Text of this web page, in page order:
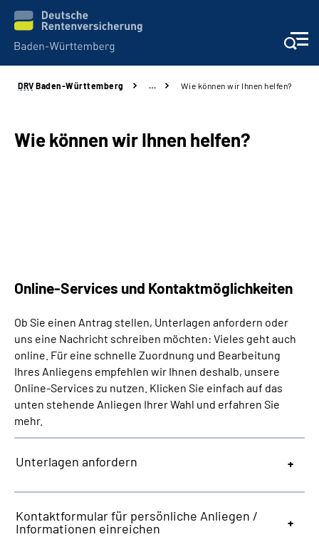
Beratung und Kontakt
Kunden
Über uns
Inhalte in Gebärdensprache (DGS)
Leichte Sprache
Suche
Mein Kundenportal
DRV Baden-Württemberg … Wie können wir Ihnen helfen?
Wie können wir Ihnen helfen?
Online-Services und Kontaktmöglichkeiten
Ob Sie einen Antrag stellen, Unterlagen anfordern oder
uns eine Nachricht schreiben möchten: Vieles geht auch
online. Für eine schnelle Zuordnung und Bearbeitung
Ihres Anliegens empfehlen wir Ihnen deshalb, unsere
Online-Services zu nutzen. Klicken Sie einfach auf das
unten stehende Anliegen Ihrer Wahl und erfahren Sie
mehr.
Unterlagen anfordern
Kontaktformular für persönliche Anliegen /
Informationen einreichen